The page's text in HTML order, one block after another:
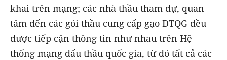
khai trên mạng; các nhà thầu tham dự, quan
tâm đến các gói thầu cung cấp gạo DTQG đều
được tiếp cận thông tin như nhau trên Hệ
thống mạng đấu thầu quốc gia, từ đó tất cả các